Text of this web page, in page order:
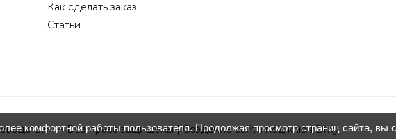
Как сделать заказ
Статьи
— Все права защищены |Создание сайта под ключ Divly
комфортной работы пользователя. Продолжая просмотр страниц сайта, вы